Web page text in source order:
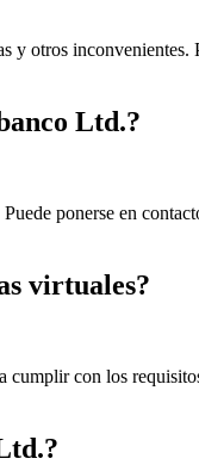
otros inconvenientes.
Ltd.?
ponerse en
virtuales?
con los